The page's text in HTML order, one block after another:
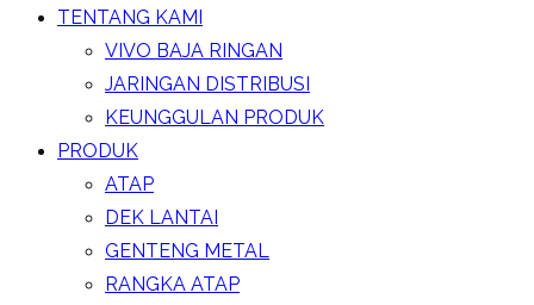
TENTANG KAMI
VIVO BAJA RINGAN
JARINGAN DISTRIBUSI
KEUNGGULAN PRODUK
PRODUK
ATAP
DEK LANTAI
GENTENG METAL
RANGKA ATAP